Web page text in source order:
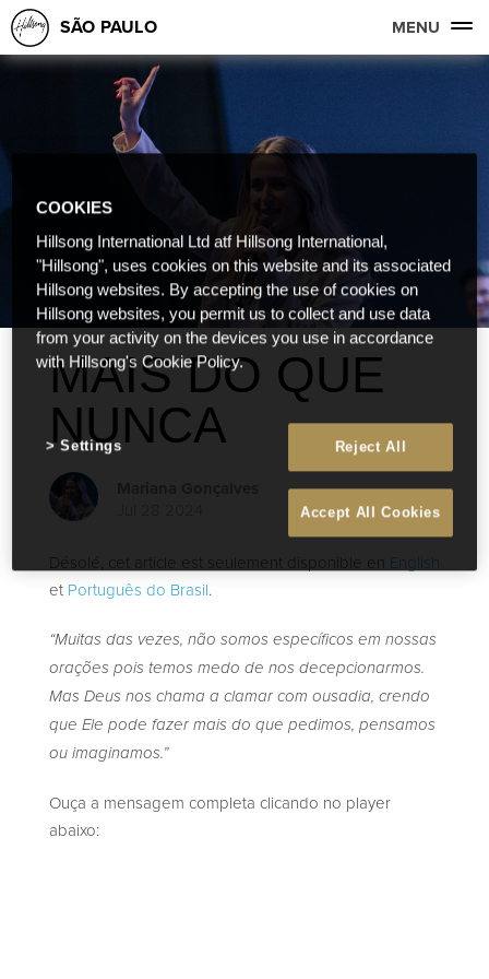
SÃO PAULO MENU
MAIS DO QUE
NUNCA
Désolé, cet article est seulement disponible en English
et Português do Brasil.
“Muitas das vezes, não somos específicos em nossas
orações pois temos medo de nos decepcionarmos.
Mas Deus nos chama a clamar com ousadia, crendo
que Ele pode fazer mais do que pedimos, pensamos
ou imaginamos.”
Ouça a mensagem completa clicando no player
abaixo:
COOKIES
Hillsong International Ltd atf Hillsong International,
"Hillsong", uses cookies on this website and its associated
Hillsong websites. By accepting the use of cookies on
Hillsong websites, you permit us to collect and use data
from your activity on the devices you use in accordance
with Hillsong's Cookie Policy.
Reject All
Accept All Cookies
Settings